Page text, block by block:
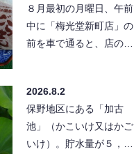
８月最初の月曜日、午前
中に「梅光堂新町店」の
前を車で通ると、店の前
へ。 店…
2026.8.2
保野地区にある「加古
池」（かこいけ又はかご
いけ）。貯水量が５，８